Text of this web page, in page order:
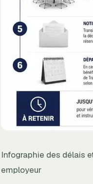
Infographie des délais
employeur